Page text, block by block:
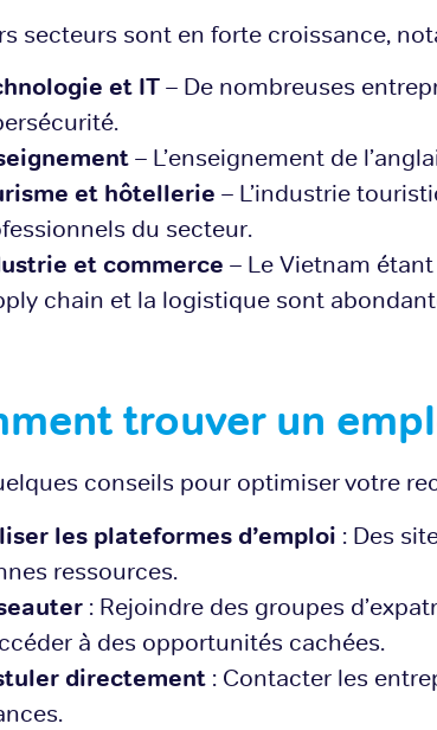
secteurs sont en forte croissance,
et IT – De nombreuses
– L’enseignement de
et hôtellerie – L’industrie
du secteur.
et commerce – Le Vietnam
chain et la logistique sont
trouver un
conseils pour optimiser votre
les plateformes d’emploi : Des
ressources.
: Rejoindre des groupes
à des opportunités cachées.
directement : Contacter les